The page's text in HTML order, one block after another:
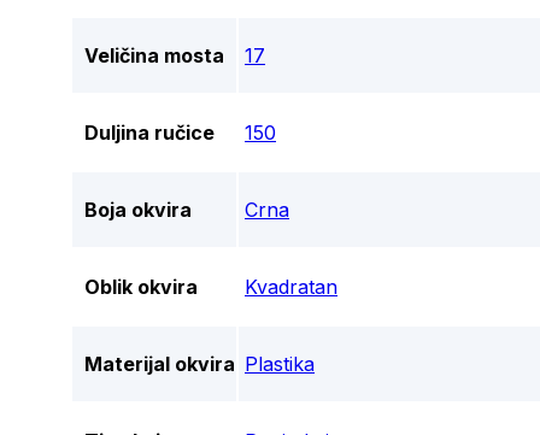
Veličina mosta 17
Duljina ručice 150
Boja okvira Crna
Oblik okvira Kvadratan
Materijal okvira Plastika